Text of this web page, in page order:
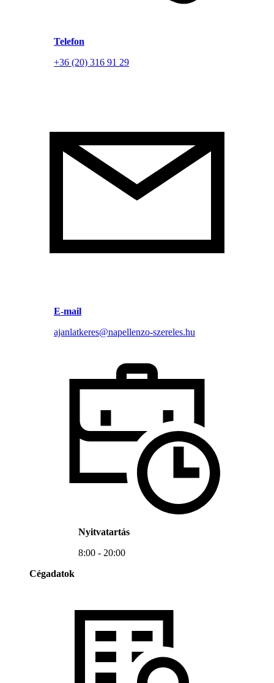
Telefon
+36 (20) 316 91 29
E-mail
ajanlatkeres@napellenzo-szereles.hu
Nyitvatartás
8:00 - 20:00
Cégadatok